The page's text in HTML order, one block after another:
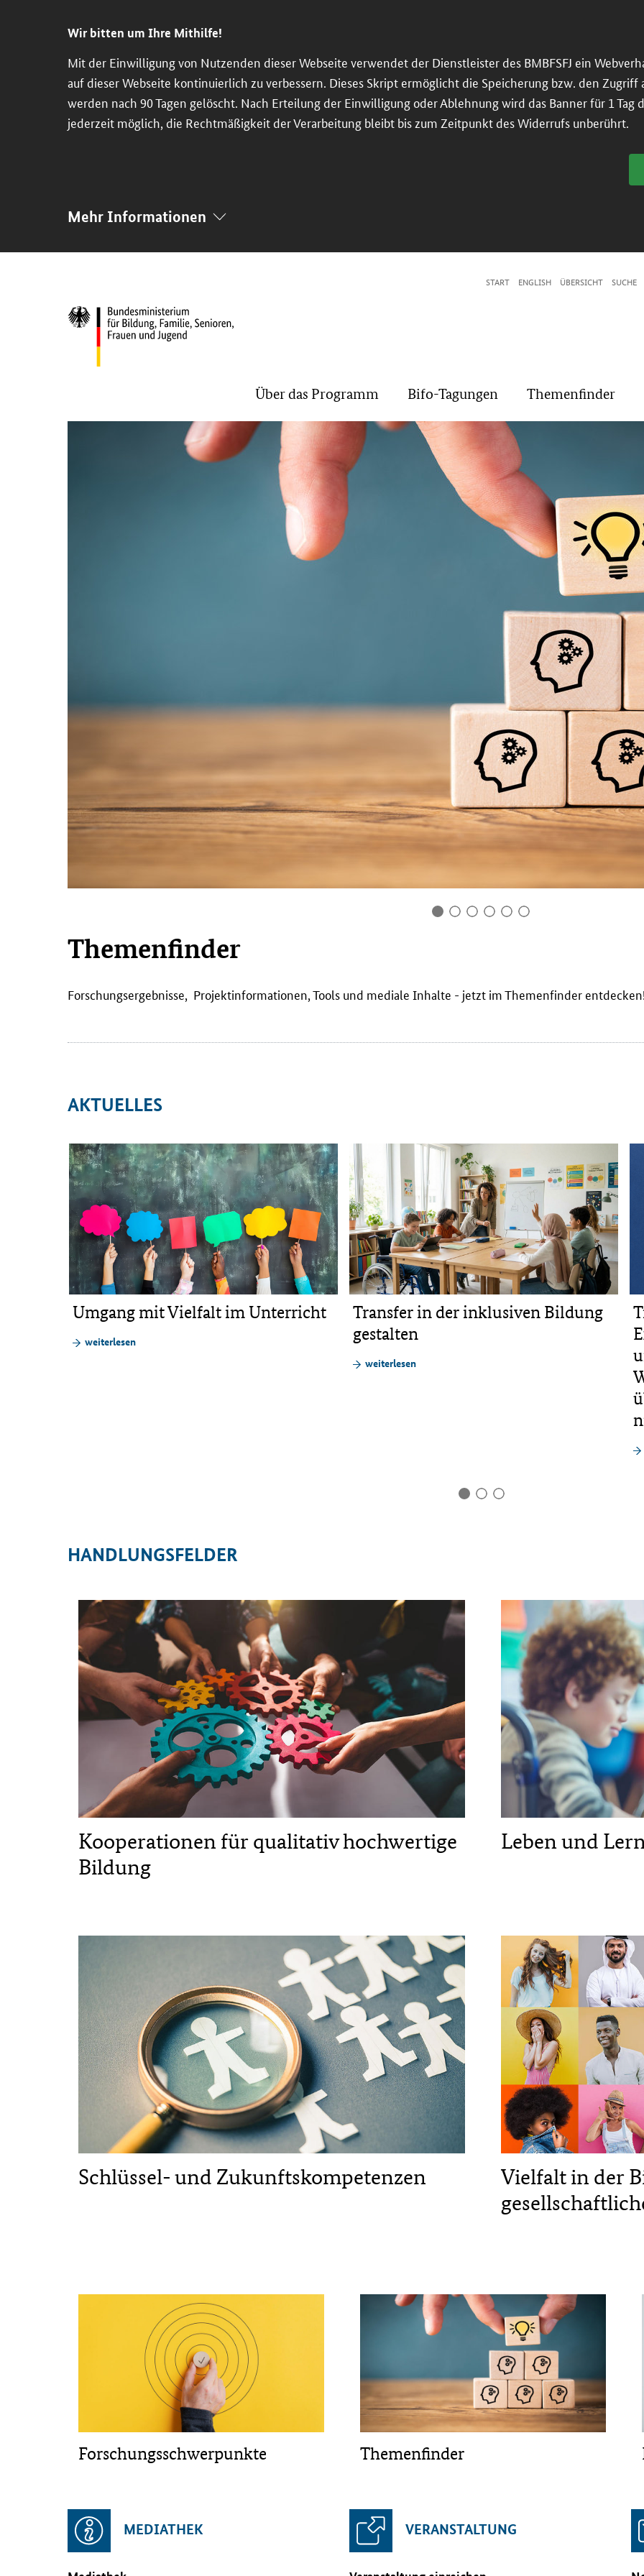
Wir bitten um Ihre Mithilfe!
Mit der Einwilligung von Nutzenden dieser Webseite verwendet der Dienstleister des BMBFSFJ ein
auf dieser Webseite kontinuierlich zu verbessern. Dieses Skript ermöglicht die Speicherung bzw. den
werden nach 90 Tagen gelöscht. Nach Erteilung der Einwilligung oder Ablehnung wird das Banner für 1
jederzeit möglich, die Rechtmäßigkeit der Verarbeitung bleibt bis zum Zeitpunkt des Widerrufs unberührt.
Mehr Informationen
(Eingabetaste)
(Eingabetaste)
(Eingabetaste)
Über das Programm Bifo-Tagungen Themenfinder
START ENGLISH ÜBERSICHT SUCHE
Themenfinder
Forschungsergebnisse, Projektinformationen, Tools und mediale Inhalte - jetzt im Themenfinder
1 2 3 4 5 6
Rahmenprogramm
empirische
Bildungsforschung
AKTUELLES
Umgang mit Vielfalt im Unterricht
weiterlesen
Transfer in der inklusiven Bildung
gestalten
weiterlesen
1 2 3
HANDLUNGSFELDER
Kooperationen für qualitativ hochwertige
Bildung
Leben und
Schlüssel- und Zukunftskompetenzen
Vielfalt in der
Forschungsschwerpunkte Themenfinder
MEDIATHEK VERANSTALTUNG